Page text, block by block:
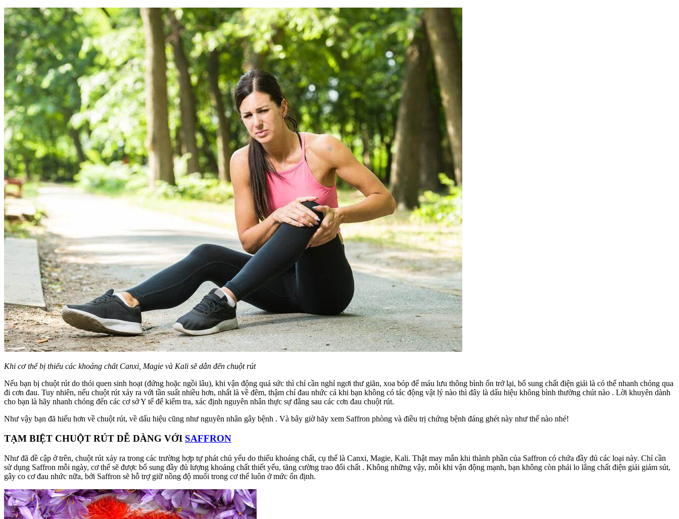
Khi cơ thể bị thiếu các khoáng chất Canxi, Magie và Kali sẽ dẫn đến chuột rút
Nếu bạn bị chuột rút do thói quen sinh hoạt (đứng hoặc ngồi lâu), khi vận động quá sức thì chỉ cần nghỉ ngơi thư giãn, xoa bóp để máu lưu thông bình ổn trở lại, bổ sung chất điện giải là có thể nhanh chóng qua
đi cơn đau. Tuy nhiên, nếu chuột rút xảy ra với tần suất nhiều hơn, nhất là về đêm, thậm chí đau nhức cả khi bạn không có tác động vật lý nào thì đây là dấu hiệu không bình thường chút nào . Lời khuyên dành
cho bạn là hãy nhanh chóng đến các cơ sở Y tế để kiểm tra, xác định nguyên nhân thực sự đằng sau các cơn đau chuột rút.
Như vậy bạn đã hiểu hơn về chuột rút, về dấu hiệu cũng như nguyên nhân gây bệnh . Và bây giờ hãy xem Saffron phòng và điều trị chứng bệnh đáng ghét này như thế nào nhé!
TẠM BIỆT CHUỘT RÚT DỄ DÀNG VỚI SAFFRON
Như đã đề cập ở trên, chuột rút xảy ra trong các trường hợp tự phát chủ yếu do thiếu khoáng chất, cụ thể là Canxi, Magie, Kali. Thật may mắn khi thành phần của Saffron có chứa đầy đủ các loại này. Chỉ cần
sử dụng Saffron mỗi ngày, cơ thể sẽ được bổ sung đầy đủ lượng khoáng chất thiết yếu, tăng cường trao đổi chất . Không những vậy, mỗi khi vận động mạnh, bạn không còn phải lo lắng chất điện giải giảm sút,
gây co cơ đau nhức nữa, bởi Saffron sẽ hỗ trợ giữ nồng độ muối trong cơ thể luôn ở mức ổn định.